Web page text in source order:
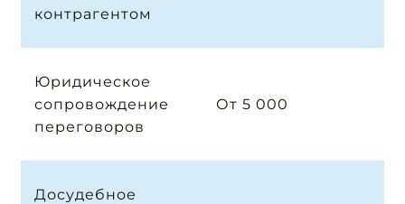
контрагентом
Юридическое
сопровождение
переговоров
От 5 000
Досудебное